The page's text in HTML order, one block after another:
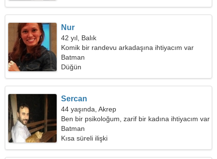
Nur
42 yıl, Balık
Komik bir randevu arkadaşına ihtiyacım var
Batman
Düğün
Sercan
44 yaşında, Akrep
Ben bir psikoloğum, zarif bir kadına ihtiyacım var
Batman
Kısa süreli ilişki